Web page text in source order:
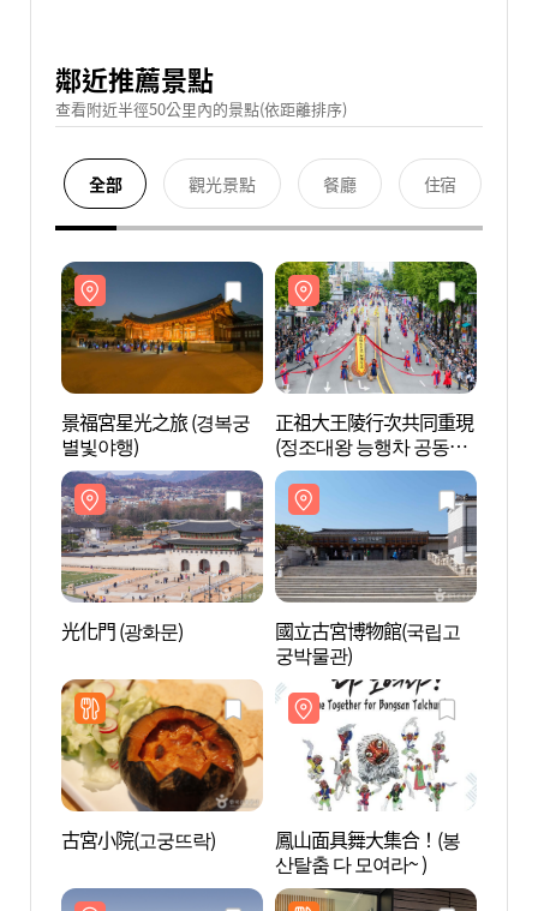
鄰近推薦景點
查看附近半徑50公里內的景點(依距離排序)
全部 觀光景點 餐廳 住宿
景福宮星光之旅 (경복궁
별빛야행)
正祖大王陵行次共同重現
(정조대왕 능행차 공동재
현)
光化門 (광화문)
國立古宮博物館(국립고
궁박물관)
古宮小院(고궁뜨락)
鳳山面具舞大集合！(봉
산탈춤 다 모여라~ )